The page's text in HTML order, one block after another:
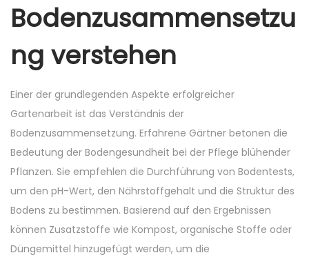
Bodenzusammensetzu
ng verstehen
Einer der grundlegenden Aspekte erfolgreicher
Gartenarbeit ist das Verständnis der
Bodenzusammensetzung. Erfahrene Gärtner betonen die
Bedeutung der Bodengesundheit bei der Pflege blühender
Pflanzen. Sie empfehlen die Durchführung von Bodentests,
um den pH-Wert, den Nährstoffgehalt und die Struktur des
Bodens zu bestimmen. Basierend auf den Ergebnissen
können Zusatzstoffe wie Kompost, organische Stoffe oder
Düngemittel hinzugefügt werden, um die